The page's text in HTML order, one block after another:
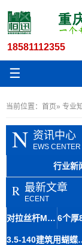
18581112355
☰
当前位置： 首页» 专业
N 资讯中心
EWS CENTER
行业新
R 最新文章
ECENT
对拉丝杆M11.5国标粗牙螺杆非标三段式拉杆重复利用
3.5-140建筑用蝴